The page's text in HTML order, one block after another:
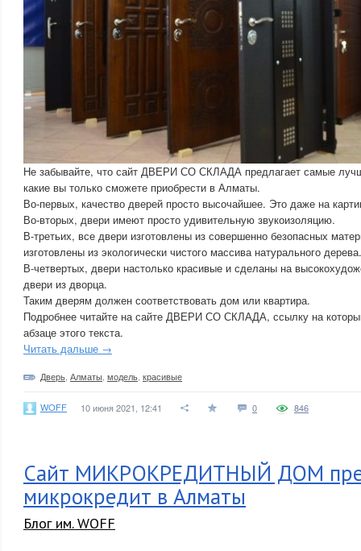
Не забывайте, что сайт ДВЕРИ СО СКЛАДА предлагает самые
какие вы только сможете приобрести в Алматы.
Во-первых, качество дверей просто высочайшее. Это даже на
Во-вторых, двери имеют просто удивительную звукоизоляцию.
В-третьих, все двери изготовлены из совершенно безопасных
изготовлены из экологически чистого массива натурального дерева.
В-четвертых, двери настолько красивые и сделаны на
двери из дворца.
Таким дверям должен соответствовать дом или квартира.
Подробнее читайте на сайте ДВЕРИ СО СКЛАДА, ссылку на
абзаце этого текста.
Читать дальше →
Дверь Алматы модель красивые
WOFF 10 июня 2021, 12:41 0 846
Сайт МИКРОКРЕДИТНЫЙ ДОМ
микрокредит в Алматы
Блог им. WOFF